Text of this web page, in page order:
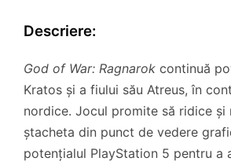
Descriere:
God of War: Ragnarok continuă
Kratos și a fiului său Atreus, în
nordice. Jocul promite să ridice și
ștacheta din punct de vedere
potențialul PlayStation 5 pentru a